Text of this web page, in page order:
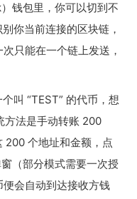
钱包里，你可以切到不
你当前连接的区块链，
只能在一个链上发送，
叫 “TEST” 的代币，想
方法是手动转账 200
200 个地址和金额，点
（部分模式需要一次授
会自动到达接收方钱